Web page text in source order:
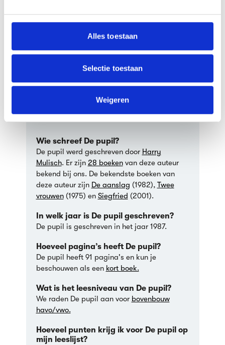
informatie over jouw gebruik van onze site met onze
partners voor social media, adverteren en analyse. Deze
informatie die je aan ze hebt verstrekt of die ze hebben
verzameld op basis van jouw gebruik van hun services.
We werken samen met64 derdendie uw gegevens
kunnen ontvangen en verwerken.
Alles toestaan
Selectie toestaan
Weigeren
De pupil door Harry Mulisch
Werkstuk Nederlands door een
Veelgestelde vragen over
De pupil
Wie schreef De pupil?
De pupil werd geschreven door Harry
Mulisch. Er zijn 28 boekenvan deze auteur
bekend bij ons. De bekendste boeken van
deze auteur zijn De aanslag (1982), Twee
vrouwen(1975) en Siegfried (2001).
In welk jaar is De pupil geschreven?
De pupil is geschreven in het jaar 1987.
Hoeveel pagina’s heeft De pupil?
De pupil heeft 91 pagina's en kun je
beschouwen als een kort boek.
Wat is het leesniveau van De pupil?
We raden De pupil aan voor bovenbouw
havo/vwo.
Hoeveel punten krijg ik voor De pupil op
mijn leeslijst?